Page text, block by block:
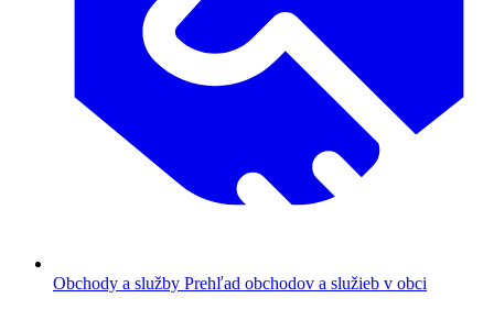
Obchody a služby Prehľad obchodov a služieb v obci